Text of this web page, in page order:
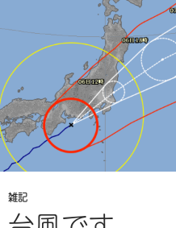
雑記